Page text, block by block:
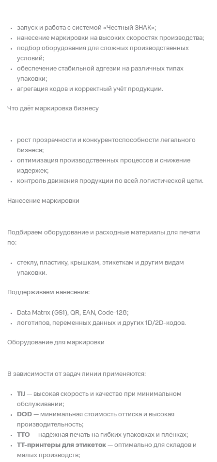
запуск и работа с системой «Честный ЗНАК»;
нанесение маркировки на высоких скоростях производства;
подбор оборудования для сложных производственных
условий;
обеспечение стабильной адгезии на различных типах
упаковки;
агрегация кодов и корректный учёт продукции.
Что даёт маркировка бизнесу
рост прозрачности и конкурентоспособности легального
бизнеса;
оптимизация производственных процессов и снижение
издержек;
контроль движения продукции по всей логистической цепи.
Нанесение маркировки
Подбираем оборудование и расходные материалы для печати
по:
стеклу, пластику, крышкам, этикеткам и другим видам
упаковки.
Поддерживаем нанесение:
Data Matrix (GS1), QR, EAN, Code-128;
логотипов, переменных данных и других 1D/2D-кодов.
Оборудование для маркировки
В зависимости от задач линии применяются:
TIJ — высокая скорость и качество при минимальном
обслуживании;
DOD — минимальная стоимость оттиска и высокая
производительность;
TTO — надёжная печать на гибких упаковках и плёнках;
TT-принтеры для этикеток — оптимально для складов и
малых производств;